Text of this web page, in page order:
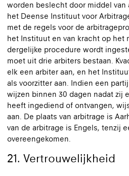
worden beslecht door middel van
het Deense Instituut voor
met de regels voor de
het Instituut en van kracht op het
dergelijke procedure wordt
moet uit drie arbiters bestaan.
elk een arbiter aan, en het
als voorzitter aan. Indien een
wijzen binnen 30 dagen nadat zij
heeft ingediend of ontvangen,
aan. De plaats van arbitrage is
van de arbitrage is Engels, tenzij
overeengekomen.
21. Vertrouwelijkheid